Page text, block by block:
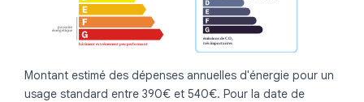
Montant estimé des dépenses annuelles d'énergie pour un
usage standard entre 390€ et 540€. Pour la date de